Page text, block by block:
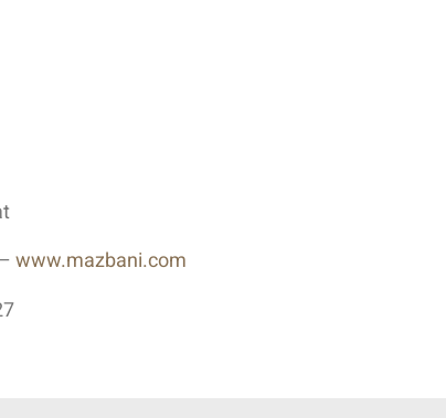
–www.mazbani.com